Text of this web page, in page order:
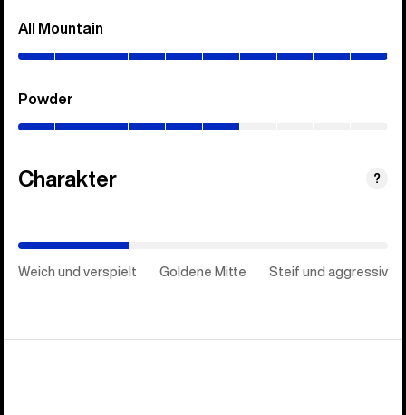
All Mountain
Powder
Charakter ?
Weich und verspielt Goldene Mitte Steif und aggressiv